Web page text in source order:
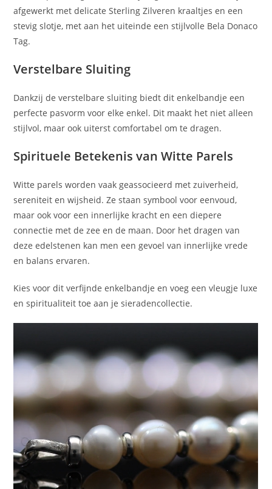
afgewerkt met delicate Sterling Zilveren kraaltjes en een
stevig slotje, met aan het uiteinde een stijlvolle Bela Donaco
Tag.
Verstelbare Sluiting
Dankzij de verstelbare sluiting biedt dit enkelbandje een
perfecte pasvorm voor elke enkel. Dit maakt het niet alleen
stijlvol, maar ook uiterst comfortabel om te dragen.
Spirituele Betekenis van Witte Parels
Witte parels worden vaak geassocieerd met zuiverheid,
sereniteit en wijsheid. Ze staan symbool voor eenvoud,
maar ook voor een innerlijke kracht en een diepere
connectie met de zee en de maan. Door het dragen van
deze edelstenen kan men een gevoel van innerlijke vrede
en balans ervaren.
Kies voor dit verfijnde enkelbandje en voeg een vleugje luxe
en spiritualiteit toe aan je sieradencollectie.